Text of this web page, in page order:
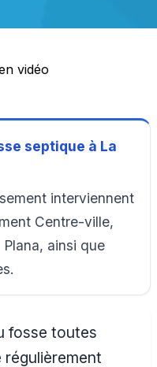
vidéo
septique à La
interviennent
Centre-ville,
ainsi que
fosse toutes